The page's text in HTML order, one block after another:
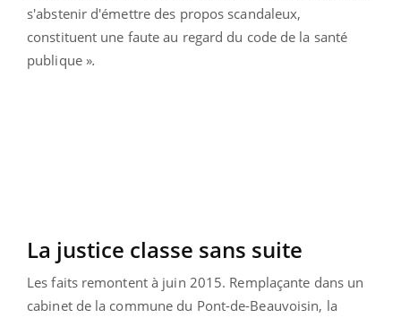
s'abstenir d'émettre des propos scandaleux,
constituent une faute au regard du code de la santé
publique ».
La justice classe sans suite
Les faits remontent à juin 2015. Remplaçante dans un
cabinet de la commune du Pont-de-Beauvoisin, la